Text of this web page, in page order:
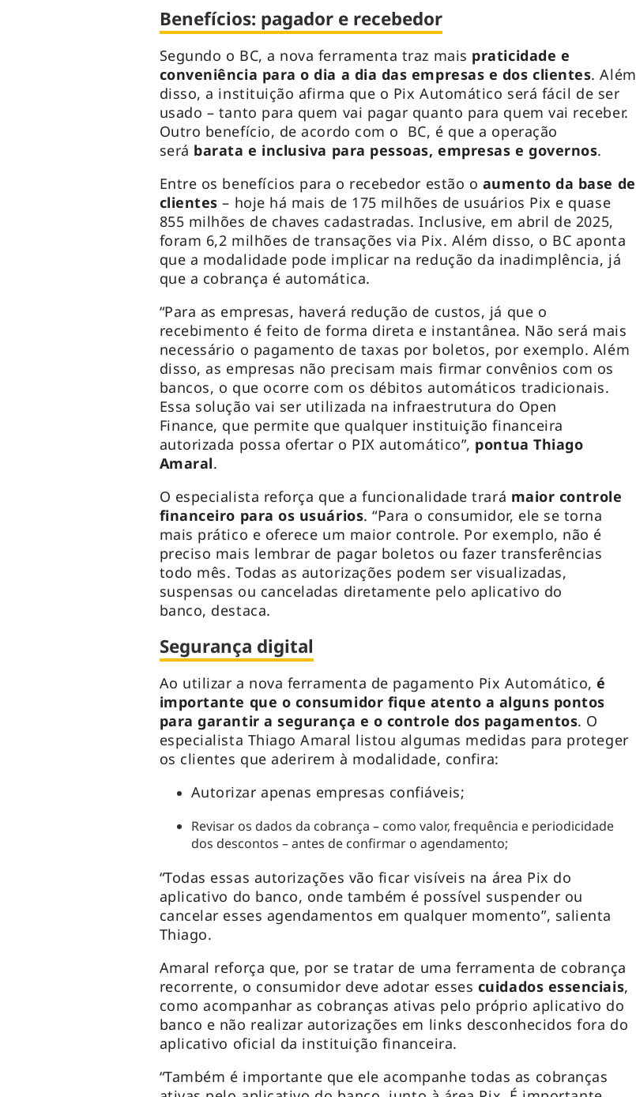
Benefícios: pagador e recebedor
Segundo o BC, a nova ferramenta traz mais praticidade e
conveniência para o dia a dia das empresas e dos clientes. Além
disso, a instituição afirma que o Pix Automático será fácil de ser
usado – tanto para quem vai pagar quanto para quem vai receber.
Outro benefício, de acordo com o BC, é que a operação
será barata e inclusiva para pessoas, empresas e governos.
Entre os benefícios para o recebedor estão o aumento da base de
clientes – hoje há mais de 175 milhões de usuários Pix e quase
855 milhões de chaves cadastradas. Inclusive, em abril de 2025,
foram 6,2 milhões de transações via Pix. Além disso, o BC aponta
que a modalidade pode implicar na redução da inadimplência, já
que a cobrança é automática.
“Para as empresas, haverá redução de custos, já que o
recebimento é feito de forma direta e instantânea. Não será mais
necessário o pagamento de taxas por boletos, por exemplo. Além
disso, as empresas não precisam mais firmar convênios com os
bancos, o que ocorre com os débitos automáticos tradicionais.
Essa solução vai ser utilizada na infraestrutura do Open
Finance, que permite que qualquer instituição financeira
autorizada possa ofertar o PIX automático”, pontua Thiago
Amaral.
O especialista reforça que a funcionalidade trará maior controle
financeiro para os usuários. “Para o consumidor, ele se torna
mais prático e oferece um maior controle. Por exemplo, não é
preciso mais lembrar de pagar boletos ou fazer transferências
todo mês. Todas as autorizações podem ser visualizadas,
suspensas ou canceladas diretamente pelo aplicativo do
banco, destaca.
Segurança digital
Ao utilizar a nova ferramenta de pagamento Pix Automático,é
importante que o consumidor fique atento a alguns pontos
para garantir a segurança e o controle dos pagamentos. O
especialista Thiago Amaral listou algumas medidas para proteger
os clientes que aderirem à modalidade, confira:
Autorizar apenas empresas confiáveis;
Revisar os dados da cobrança – como valor, frequência e periodicidade
dos descontos – antes de confirmar o agendamento;
“Todas essas autorizações vão ficar visíveis na área Pix do
aplicativo do banco, onde também é possível suspender ou
cancelar esses agendamentos em qualquer momento”, salienta
Thiago.
Amaral reforça que, por se tratar de uma ferramenta de cobrança
recorrente, o consumidor deve adotar esses cuidados essenciais,
como acompanhar as cobranças ativas pelo próprio aplicativo do
banco e não realizar autorizações em links desconhecidos fora do
aplicativo oficial da instituição financeira.
“Também é importante que ele acompanhe todas as cobranças